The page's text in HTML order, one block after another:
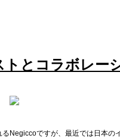
トとコラボレー
Negiccoですが、最近では日本